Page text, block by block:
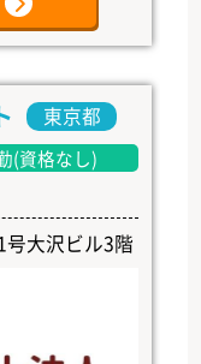
東京都
(資格なし)
大沢ビル3階